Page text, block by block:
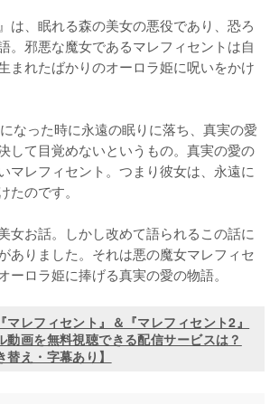
は、眠れる森の美女の悪役であり、恐ろ
。邪悪な魔女であるマレフィセントは自
まれたばかりのオーロラ姫に呪いをかけ
なった時に永遠の眠りに落ち、真実の愛
して目覚めないというもの。真実の愛の
マレフィセント。つまり彼女は、永遠に
のです。
女お話。しかし改めて語られるこの話に
ありました。それは悪の魔女マレフィセ
ーロラ姫に捧げる真実の愛の物語。
マレフィセント』＆『マレフィセント2』
動画を無料視聴できる配信サービスは？
替え・字幕あり】